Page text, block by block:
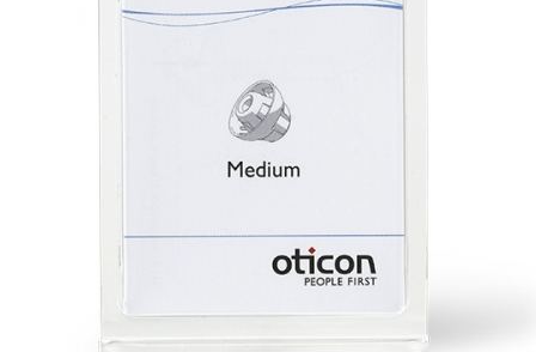
Signia Active Mini IX - Oplaadbaar